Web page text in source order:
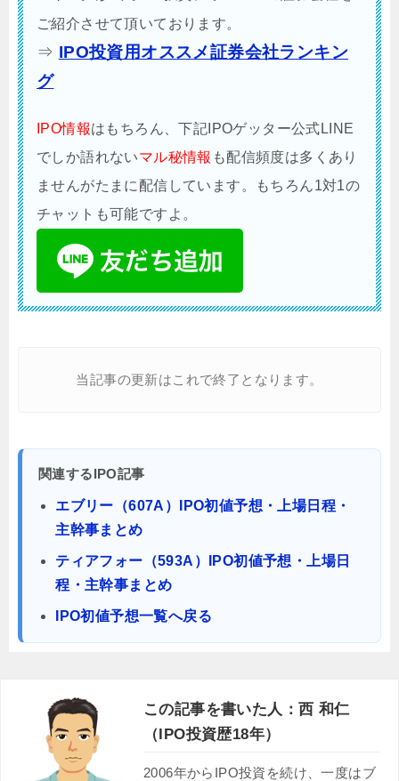
ご紹介させて頂いております。
⇒ IPO投資用オススメ証券会社ランキン
グ
IPO情報はもちろん、下記IPOゲッター公式LINE
でしか語れないマル秘情報 も配信頻度は多くあり
ませんがたまに配信しています。もちろん1対1の
チャットも可能ですよ。
当記事の更新はこれで終了となります。
関連するIPO記事
エブリー（607A）IPO初値予想・上場日程・
主幹事まとめ
ティアフォー（593A）IPO初値予想・上場日
程・主幹事まとめ
IPO初値予想一覧へ戻る
この記事を書いた人：西 和仁
（IPO投資歴18年）
2006年からIPO投資を続け、一度はブ